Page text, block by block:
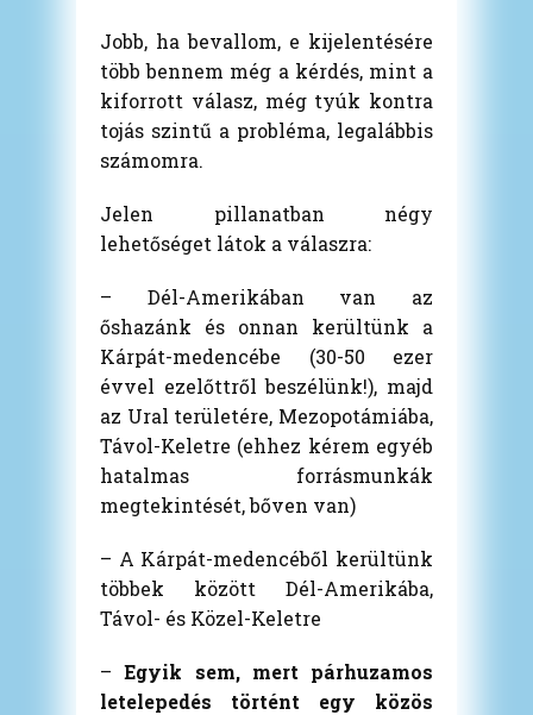
Jobb, ha bevallom, e kijelentésére
több bennem még a kérdés, mint a
kiforrott válasz, még tyúk kontra
tojás szintű a probléma, legalábbis
számomra.
Jelen pillanatban négy
lehetőséget látok a válaszra:
– Dél-Amerikában van az
őshazánk és onnan kerültünk a
Kárpát-medencébe (30-50 ezer
évvel ezelőttről beszélünk!), majd
az Ural területére, Mezopotámiába,
Távol-Keletre (ehhez kérem egyéb
hatalmas forrásmunkák
megtekintését, bőven van)
– A Kárpát-medencéből kerültünk
többek között Dél-Amerikába,
Távol- és Közel-Keletre
–Egyik sem, mert párhuzamos
letelepedés történt egy közös